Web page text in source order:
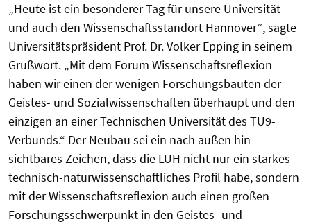
„Heute ist ein besonderer Tag für unsere Universität
und auch den Wissenschaftsstandort Hannover“, sagte
Universitätspräsident Prof. Dr. Volker Epping in seinem
Grußwort. „Mit dem Forum Wissenschaftsreflexion
haben wir einen der wenigen Forschungsbauten der
Geistes- und Sozialwissenschaften überhaupt und den
einzigen an einer Technischen Universität des TU9-
Verbunds.“ Der Neubau sei ein nach außen hin
sichtbares Zeichen, dass die LUH nicht nur ein starkes
technisch-naturwissenschaftliches Profil habe, sondern
mit der Wissenschaftsreflexion auch einen großen
Forschungsschwerpunkt in den Geistes- und